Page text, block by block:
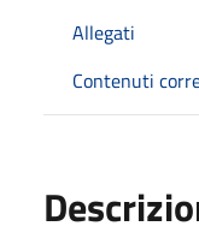
Allegati
Contenuti